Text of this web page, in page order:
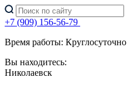
+7 (909) 156-56-79
Время работы: Круглосуточно
Вы находитесь:
Николаевск